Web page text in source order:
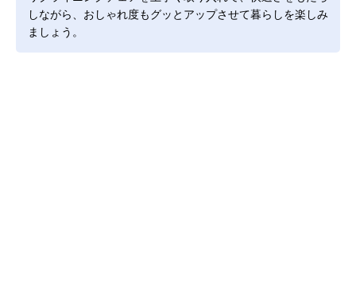
しながら、おしゃれ度もグッとアップさせて暮らしを楽しみ
ましょう。